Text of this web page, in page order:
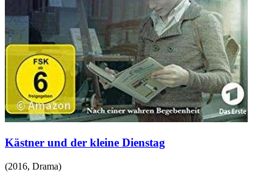
Kästner und der kleine Dienstag
(2016, Drama)